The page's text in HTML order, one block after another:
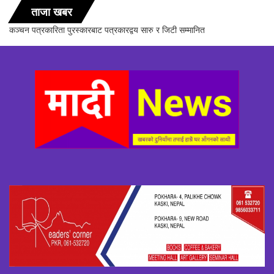
ताजा खबर
सारु र जिटी सम्मानित
सञ्चारिका समूह गण्डकीद्धारा